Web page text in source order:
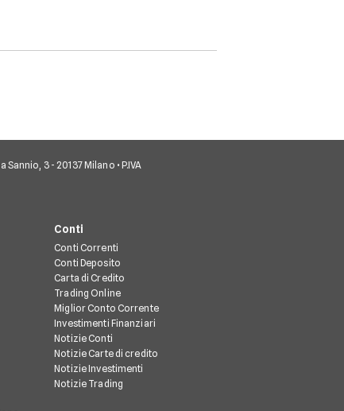
Sannio, 3 - 20137 Milano • P.IVA
Conti
Conti Correnti
Conti Deposito
Carta di Credito
Trading Online
Miglior Conto Corrente
Investimenti Finanziari
Notizie Conti
Notizie Carte di credito
Notizie Investimenti
Notizie Trading